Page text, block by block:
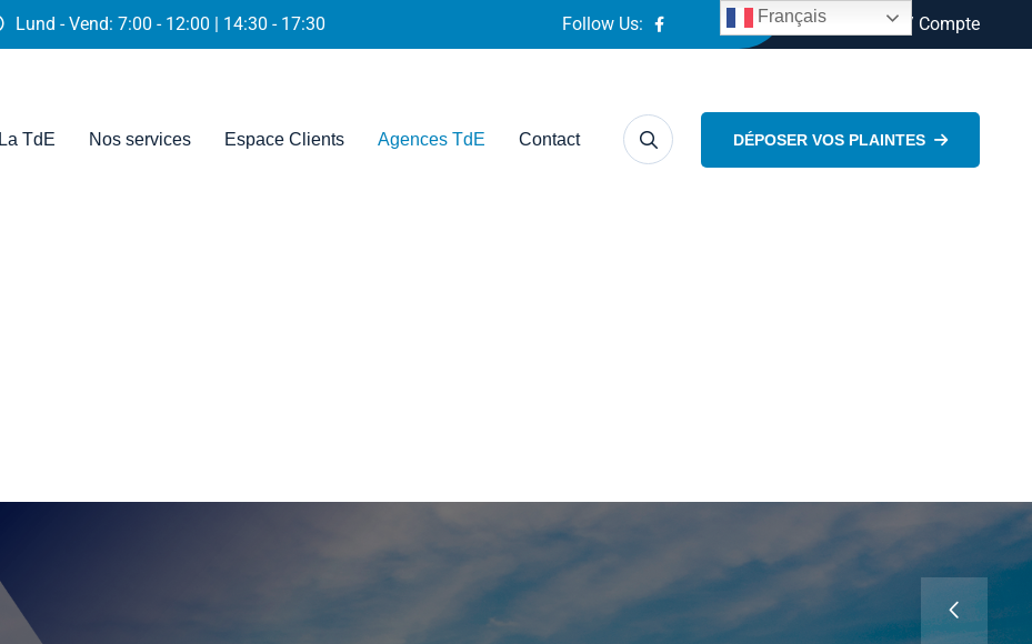
Lund - Vend: 7:00 - 12:00 | 14:30 - 17:30 Follow Us: Connexion / Compte
La TdE Nos services Espace Clients Agences TdE Contact DÉPOSER VOS PLAINTES
Français